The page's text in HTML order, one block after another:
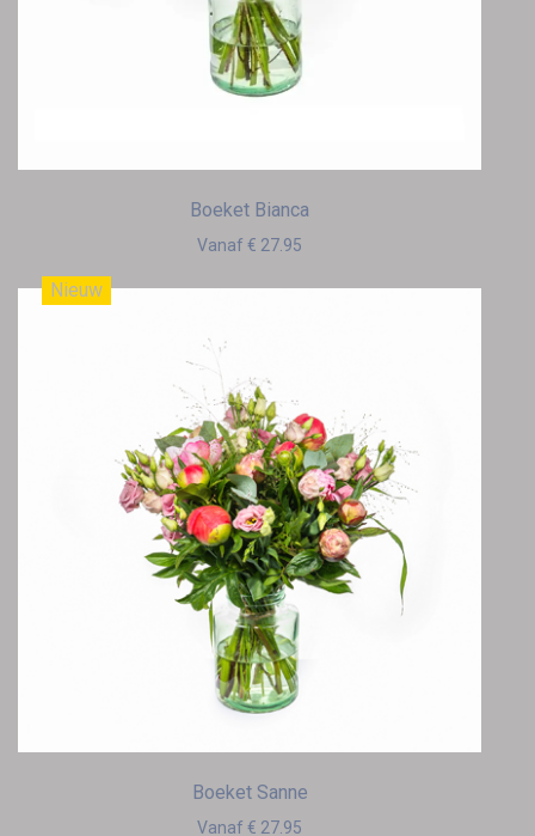
Boeket Bianca
Vanaf € 27.95
Nieuw
Boeket Sanne
Vanaf € 27.95